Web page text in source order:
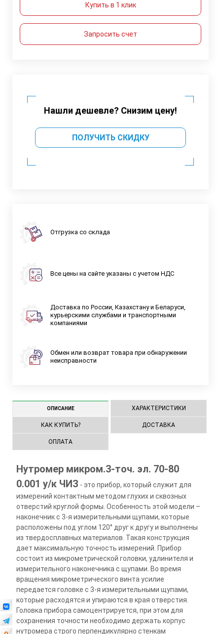
Купить в 1 клик
Запросить счет
Нашли дешевле? Снизим цену!
ПОЛУЧИТЬ СКИДКУ
Отгрузка со склада
Все цены на сайте указаны с учетом НДС
Доставка по России, Казахстану и Беларуси,
курьерскими службами и транспортными
компаниями
Обмен или возврат товара при обнаружении
неисправности
ОПИСАНИЕ ХАРАКТЕРИСТИКИ
КАК КУПИТЬ? ДОСТАВКА
ОПЛАТА
Нутромер микром.3-точ. эл. 70-80
0.001 у/к ЧИЗ - это прибор, который служит для
измерений контактным методом глухих и сквозных
отверстий круглой формы. Особенность этой модели –
наконечник с 3-я измерительными щупами, которые
расположены под углом 120° друг к другу и выполнены
из твердосплавных материалов. Такая конструкция
дает максимальную точность измерений. Прибор
состоит из микрометрической головки, удлинителя и
измерительного наконечника с щупами. Во время
вращения микрометрического винта усилие
передается головке с 3-я измерительными щупами,
которые расходятся и упираются в края отверстия.
Головка прибора самоцентрируется, при этом для
сохранения точности необходимо держать корпус
нутромера строго перпендикулярно стенкам